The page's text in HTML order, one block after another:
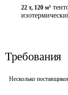
22 т, 120 м³
Требования
Несколько